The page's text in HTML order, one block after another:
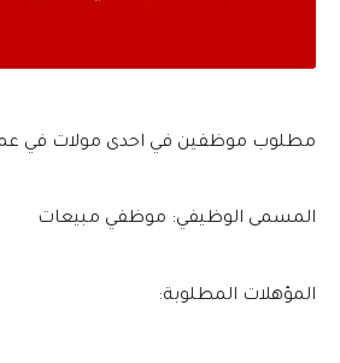
مطلوب موظفين في احدى مولات في
المسمى الوظيفي: موظفي مبيعات
المؤهلات المطلوبة: